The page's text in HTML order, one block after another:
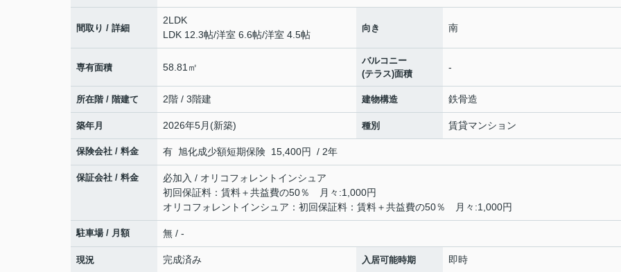
間取り / 詳細
2LDK
LDK 12.3帖/洋室 6.6帖/洋室 4.5帖
向き 南
専有面積 58.81㎡
バルコニー
(テラス)面積
-
所在階 / 階建て 2階 / 3階建 建物構造 鉄骨造
築年月 2026年5月(新築) 種別 賃貸マンション
保険会社 / 料金 有 旭化成少額短期保険 15,400円 / 2年
保証会社 / 料金
必加入 / オリコフォレントインシュア
初回保証料：賃料＋共益費の50％ 月々:1,000円
オリコフォレントインシュア：初回保証料：賃料＋共益費の50％ 月々:1,000円
駐車場 / 月額 無 / -
現況 完成済み 入居可能時期 即時